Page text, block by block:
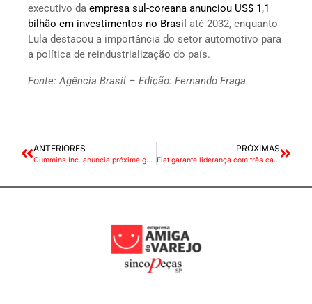
executivo da empresa sul-coreana anunciou US$ 1,1
bilhão em investimentos no Brasil até 2032, enquanto
Lula destacou a importância do setor automotivo para
a política de reindustrialização do país.
Fonte: Agência Brasil – Edição: Fernando Fraga
ANTERIORES
Cummins Inc. anuncia próxima geração do motor X15 diesel
PRÓXIMAS
Fiat garante liderança com três carros entre os cinco mais vendidos